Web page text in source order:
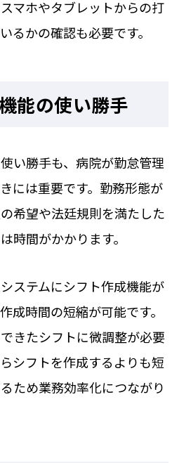
マホやタブレットからの打
るかの確認も必要です。
能の使い勝手
い勝手も、病院が勤怠管理
には重要です。勤務形態が
希望や法廷規則を満たした
時間がかかります。
ステムにシフト作成機能が
成時間の短縮が可能です。
きたシフトに微調整が必要
シフトを作成するよりも短
ため業務効率化につながり